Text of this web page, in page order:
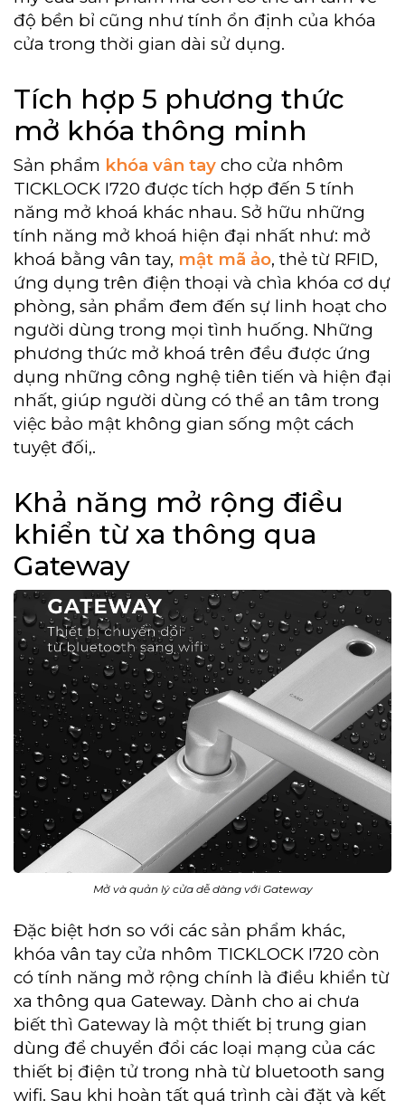
độ bền bỉ cũng như tính ổn định của khóa
cửa trong thời gian dài sử dụng.
Tích hợp 5 phương thức
mở khóa thông minh
Sản phẩm khóa vân tay cho cửa nhôm
TICKLOCK I720 được tích hợp đến 5 tính
năng mở khoá khác nhau. Sở hữu những
tính năng mở khoá hiện đại nhất như: mở
khoá bằng vân tay, mật mã ảo, thẻ từ RFID,
ứng dụng trên điện thoại và chìa khóa cơ dự
phòng, sản phẩm đem đến sự linh hoạt cho
người dùng trong mọi tình huống. Những
phương thức mở khoá trên đều được ứng
dụng những công nghệ tiên tiến và hiện đại
nhất, giúp người dùng có thể an tâm trong
việc bảo mật không gian sống một cách
tuyệt đối,.
Khả năng mở rộng điều
khiển từ xa thông qua
Gateway
Mở và quản lý cửa dễ dàng với Gateway
Đặc biệt hơn so với các sản phẩm khác,
khóa vân tay cửa nhôm TICKLOCK I720 còn
có tính năng mở rộng chính là điều khiển từ
xa thông qua Gateway. Dành cho ai chưa
biết thì Gateway là một thiết bị trung gian
dùng để chuyển đổi các loại mạng của các
thiết bị điện tử trong nhà từ bluetooth sang
wifi. Sau khi hoàn tất quá trình cài đặt và kết